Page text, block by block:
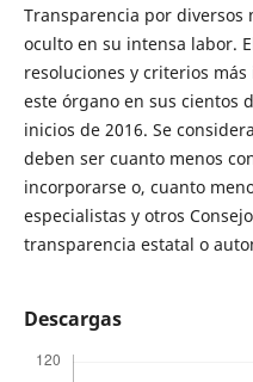
Transparencia por diversos
oculto en su intensa labor.
resoluciones y criterios
este órgano en sus cientos
inicios de 2016. Se
deben ser cuanto menos
incorporarse o, cuanto
especialistas y otros
transparencia estatal o
Descargas